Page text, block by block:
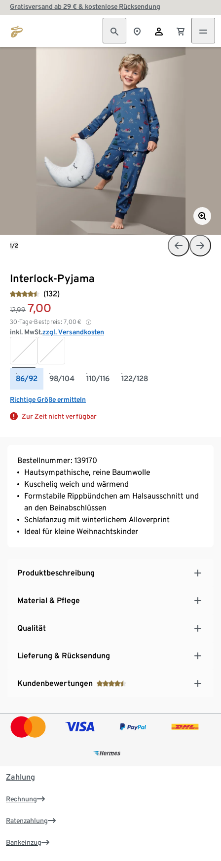
Gratisversand ab 29 € & kostenlose Rücksendung
Interlock-Pyjama
(132)
12,99 7,00
30-Tage-Bestpreis: 7,00 €
inkl. MwSt.zzgl. Versandkosten
86/92 98/104 110/116 122/128
Richtige Größe ermitteln
Zur Zeit nicht verfügbar
1/2
Bestellnummer: 139170
Hautsympathische, reine Baumwolle
Kuschelig weich und wärmend
Formstabile Rippbündchen am Halsausschnitt und
an den Beinabschlüssen
Schlafanzug mit winterlichem Alloverprint
Ideal für kleine Weihnachtskinder
Produktbeschreibung
Material & Pflege
Qualität
Lieferung & Rücksendung
Kundenbewertungen
Zahlung
Rechnung
Ratenzahlung
Bankeinzug